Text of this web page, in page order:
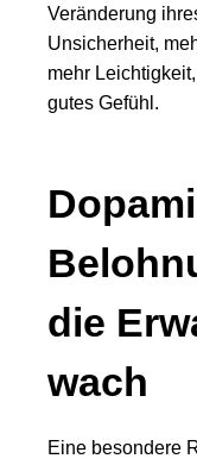
Veränderung
Unsicherheit,
mehr
gutes Gefühl.
die
wach
Eine besondere